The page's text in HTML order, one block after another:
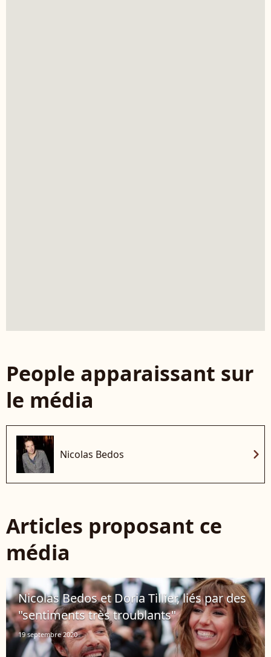
People apparaissant sur
le média
Nicolas Bedos chevron_right
Articles proposant ce
média
Nicolas Bedos et Doria Tillier, liés par des
"sentiments très troublants"
19 septembre 2020